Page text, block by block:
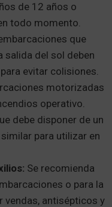
de 12 años o
todo momento.
que
salida del sol deben
evitar colisiones.
motorizadas
operativo.
debe disponer de un
para utilizar en
Se recomienda
o para la
vendas, antisépticos y